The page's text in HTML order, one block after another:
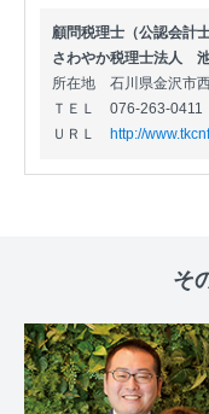
顧問税理士（公認会計
さわやか税理士法人
所在地
石川県金沢市
ＴＥＬ
076-263-0411
ＵＲＬ
http://
そ